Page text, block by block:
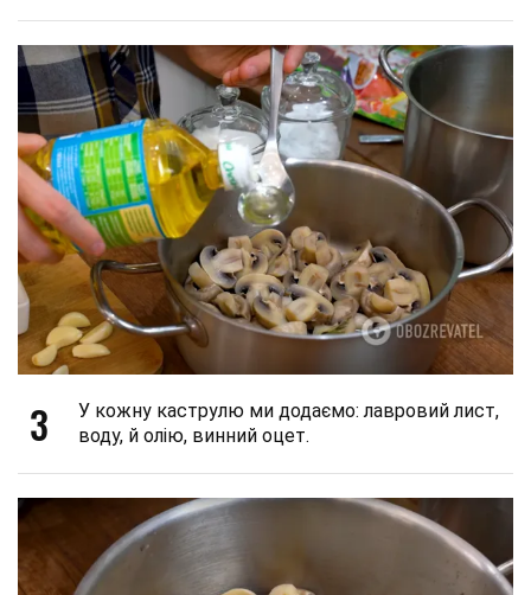
3
У кожну каструлю ми додаємо: лавровий лист,
воду, й олію, винний оцет.